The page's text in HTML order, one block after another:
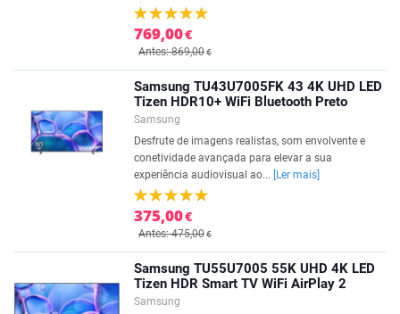
769,00€
Antes: 869,00€
Samsung TU43U7005FK 43 4K UHD LED
Tizen HDR10+ WiFi Bluetooth Preto
Samsung
Desfrute de imagens realistas, som envolvente e
conetividade avançada para elevar a sua
experiência audiovisual ao...
[Ler mais]
375,00€
Antes: 475,00€
Samsung TU55U7005 55K UHD 4K LED
Tizen HDR Smart TV WiFi AirPlay 2
Samsung